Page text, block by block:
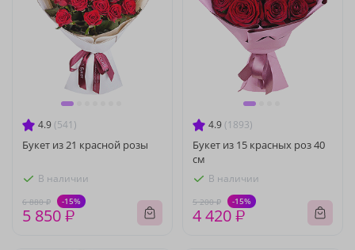
4.9 (541)
Букет из 21 красной розы
В наличии
6 880 ₽ -15%
5 850 ₽
4.9 (1893)
Букет из 15 красных роз 40
см
В наличии
5 200 ₽ -15%
4 420 ₽